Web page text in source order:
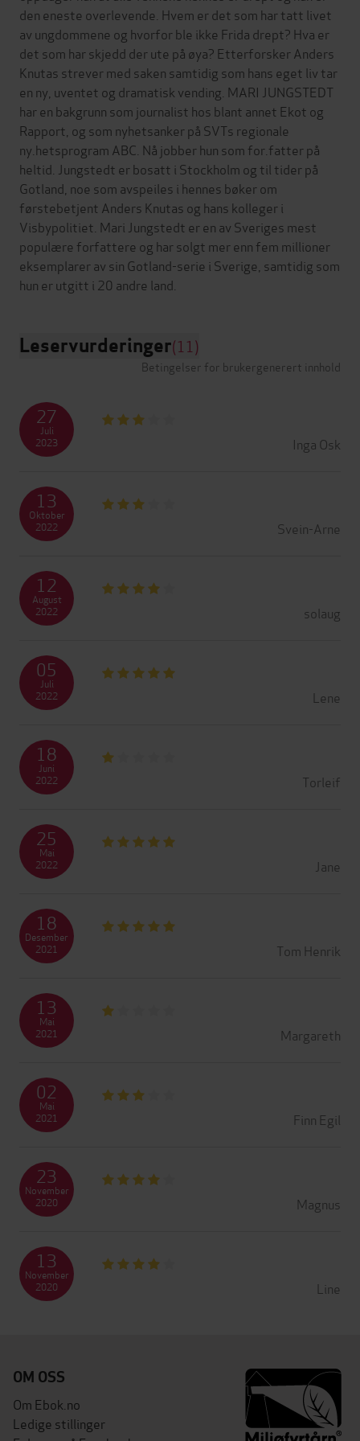
den eneste overlevende. Hvem er det som har tatt livet
av ungdommene og hvorfor ble ikke Frida drept? Hva er
det som har skjedd der ute på øya? Etterforsker Anders
Knutas strever med saken samtidig som hans eget liv tar
en ny, uventet og dramatisk vending. MARI JUNGSTEDT
har en bakgrunn som journalist hos blant annet Ekot og
Rapport, og som nyhetsanker på SVTs regionale
ny.hetsprogram ABC. Nå jobber hun som for.fatter på
heltid. Jungstedt er bosatt i Stockholm og til tider på
Gotland, noe som avspeiles i hennes bøker om
førstebetjent Anders Knutas og hans kolleger i
Visbypolitiet. Mari Jungstedt er en av Sveriges mest
populære forfattere og har solgt mer enn fem millioner
eksemplarer av sin Gotland-serie i Sverige, samtidig som
Leservurderinger(11)
Betingelser for brukergenerert innhold
Inga Osk
27
Juli
2023
Svein-Arne
13
Oktober
2022
solaug
12
August
2022
Lene
05
Juli
2022
Torleif
18
Juni
2022
Jane
25
Mai
2022
Tom Henrik
18
Desember
2021
Margareth
13
Mai
2021
Finn Egil
02
Mai
2021
Magnus
23
November
2020
Line
13
November
2020
OM OSS
Om Ebok.no
Ledige stillinger